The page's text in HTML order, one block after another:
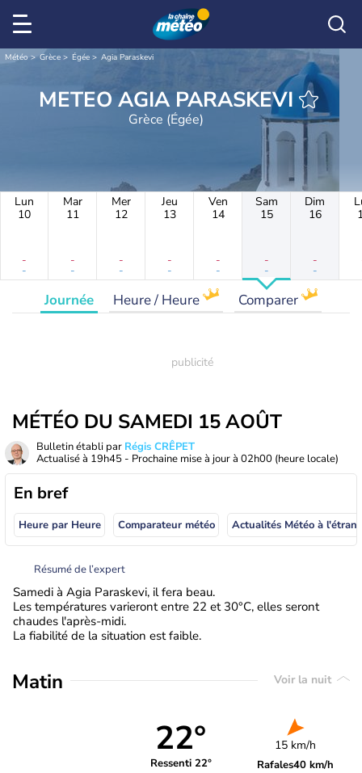
Météo Grèce Égée Agia Paraskevi
METEO AGIA PARASKEVI
Grèce (Égée)
Lun
10
-
-
Mar
11
-
-
Mer
12
-
-
Jeu
13
-
-
Ven
14
-
-
Sam
15
-
-
Dim
16
-
-
Journée Heure / Heure Comparer
MÉTÉO DU SAMEDI 15 AOÛT
Bulletin établi par Régis CRÊPET
Actualisé à 19h45 - Prochaine mise à jour à 02h00 (heure locale)
En bref
Heure par Heure Comparateur météo
Résumé de l’expert
Samedi à Agia Paraskevi, il fera beau.
Les températures varieront entre 22 et 30°C, elles seront
chaudes l'après-midi.
La fiabilité de la situation est faible.
Matin Voir la nuit
22°
Ressenti 22°
15 km/h
Rafales40 km/h